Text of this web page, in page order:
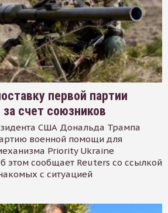
первой партии
счет союзников
США Дональда Трампа
военной помощи для
Priority Ukraine
этом сообщает Reuters со ссылкой
с ситуацией